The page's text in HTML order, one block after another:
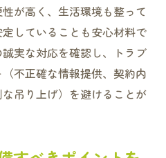
失敗事例を具体的に紹介
穴と失敗を避ける工夫
売却時の契約トラブル例
に導く注意点のまとめ
が高く、生活環境も整って
していることも安心材料で
実な対応を確認し、トラブ
不正確な情報提供、契約内
吊り上げ）を避けることが